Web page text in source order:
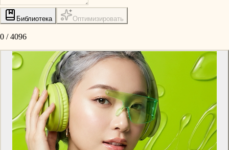
Библиотека Оптимизировать
0 /4096